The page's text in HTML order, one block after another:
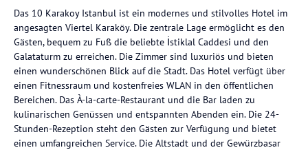
Das 10 Karakoy Istanbul ist ein modernes und stilvolles Hotel im
angesagten Viertel Karaköy. Die zentrale Lage ermöglicht es den
Gästen, bequem zu Fuß die beliebte İstiklal Caddesi und den
Galataturm zu erreichen. Die Zimmer sind luxuriös und bieten
einen wunderschönen Blick auf die Stadt. Das Hotel verfügt über
einen Fitnessraum und kostenfreies WLAN in den öffentlichen
Bereichen. Das À-la-carte-Restaurant und die Bar laden zu
kulinarischen Genüssen und entspannten Abenden ein. Die 24-
Stunden-Rezeption steht den Gästen zur Verfügung und bietet
einen umfangreichen Service. Die Altstadt und der Gewürzbasar